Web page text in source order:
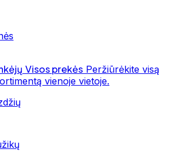
Visos prekės Peržiūrėkite visą
vienoje vietoje.